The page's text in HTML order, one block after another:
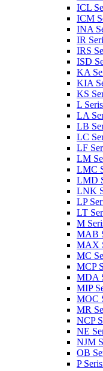
ICL
ICM
INA
IR
IRS
ISD
KA
KIA
KS
L
LA
LB
LC
LF
LM
LMC
LMD
LNK
LP
LT
M
MAB
MAX
MC
MCP
MDA
MIP
MOC
MR
NCP
NE
NJM
OB
P